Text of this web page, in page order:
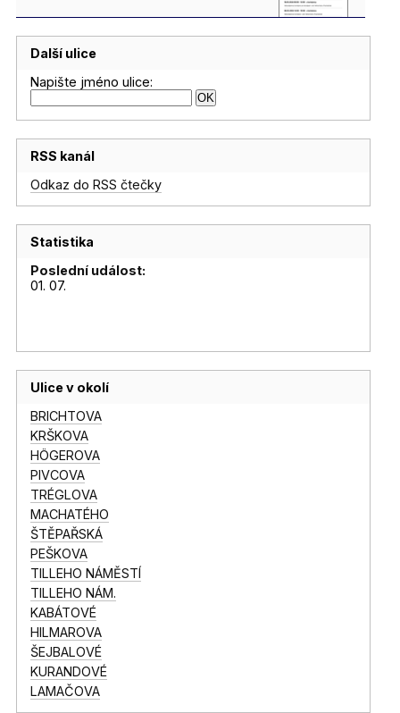
Další ulice
Napište jméno ulice:
RSS kanál
Odkaz do RSS čtečky
Statistika
Poslední událost:
01. 07.
Ulice v okolí
BRICHTOVA
KRŠKOVA
HÖGEROVA
PIVCOVA
TRÉGLOVA
MACHATÉHO
ŠTĚPAŘSKÁ
PEŠKOVA
TILLEHO NÁMĚSTÍ
TILLEHO NÁM.
KABÁTOVÉ
HILMAROVA
ŠEJBALOVÉ
KURANDOVÉ
LAMAČOVA